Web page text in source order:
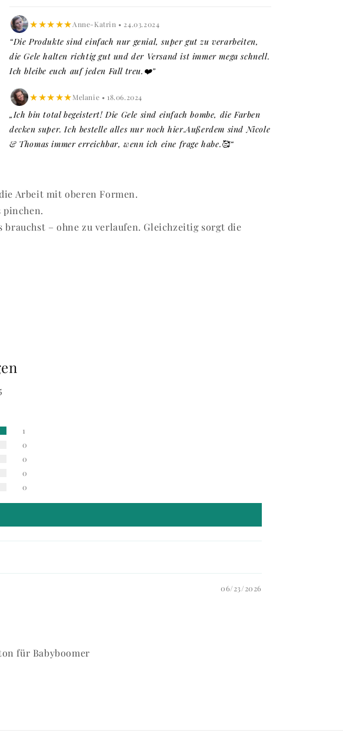
★★★★★Anne-Katrin • 24.03.2024
“Die Produkte sind einfach nur genial, super gut zu verarbeiten,
die Gele halten richtig gut und der Versand ist immer mega schnell.
Ich bleibe euch auf jeden Fall treu.❤️”
★★★★★Melanie • 18.06.2024
„Ich bin total begeistert! Die Gele sind einfach bombe, die Farben
decken super. Ich bestelle alles nur noch hier.Außerdem sind Nicole
& Thomas immer erreichbar, wenn ich eine frage habe.🥰“
Arbeit mit oberen Formen.
pinchen.
brauchst – ohne zu verlaufen. Gleichzeitig sorgt die
1
0
0
0
0
06/23/2026
für Babyboomer